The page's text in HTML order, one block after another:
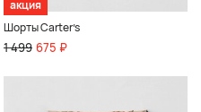
акция
Шорты Carter’s
1 499 675 ₽